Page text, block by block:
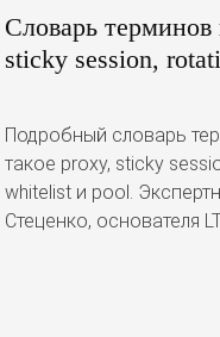
Словарь
sticky session,
Подробный словарь
такое proxy, sticky
whitelist и pool.
Стеценко, основателя